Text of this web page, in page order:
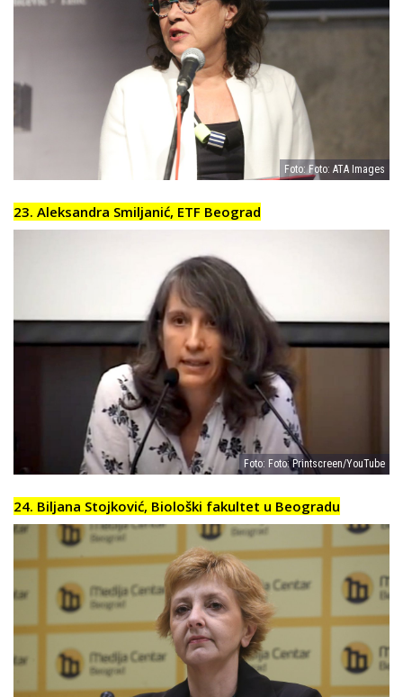
Foto: Foto: ATA Images
23. Aleksandra Smiljanić, ETF Beograd
Foto: Foto: Printscreen/YouTube
24. Biljana Stojković, Biološki fakultet u Beogradu